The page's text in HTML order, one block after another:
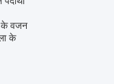
के वजन
के